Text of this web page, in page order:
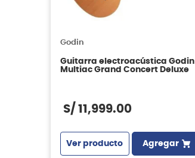
Godin
Guitarra electroacústica Godin
Multiac Grand Concert Deluxe
S/ 11 ,999.00
Ver producto Agregar